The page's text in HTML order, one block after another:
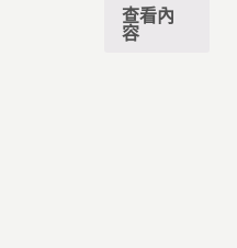
查看內
容